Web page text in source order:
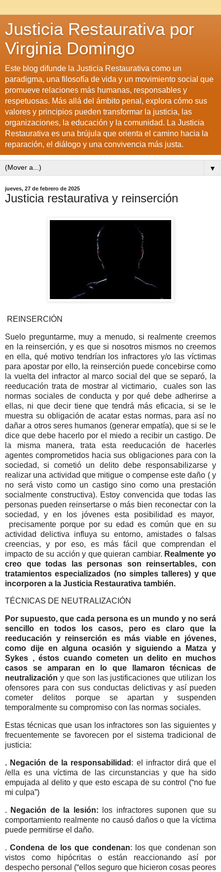
Justicia Restaurativa por
Virginia Domingo
Este blog difunde la Justicia Restaurativa como un
paradigma, una filosofía de vida y un movimiento social que
promueve relaciones más humanas, responsables y
respetuosas. Más allá del ámbito penal, explora cómo sus
valores y principios pueden transformar la justicia, las
organizaciones, la educación y la comunidad. La Justicia
Restaurativa es una brújula que orienta el camino hacia la
reparación, el diálogo y una convivencia más justa.
▼
jueves, 27 de febrero de 2025
Justicia restaurativa y reinserción
REINSERCIÓN
Suelo preguntarme, muy a menudo, si realmente creemos
en la reinserción, y es que si nosotros mismos no creemos
en ella, qué motivo tendrían los infractores y/o las víctimas
para apostar por ello, la reinserción puede concebirse como
la vuelta del infractor al marco social del que se separó, la
reeducación trata de mostrar al victimario, cuales son las
normas sociales de conducta y por qué debe adherirse a
ellas, ni que decir tiene que tendrá más eficacia, si se le
muestra su obligación de acatar estas normas, para así no
dañar a otros seres humanos (generar empatía), que si se le
dice que debe hacerlo por el miedo a recibir un castigo. De
la misma manera, trata esta reeducación de hacerles
agentes comprometidos hacia sus obligaciones para con la
sociedad, si cometió un delito debe responsabilizarse y
realizar una actividad que mitigue o compense este daño ( y
no será visto como un castigo sino como una prestación
socialmente constructiva). Estoy convencida que todas las
personas pueden reinsertarse o más bien reconectar con la
sociedad, y en los jóvenes esta posibilidad es mayor,
precisamente porque por su edad es común que en su
actividad delictiva influya su entorno, amistades o falsas
creencias, y por eso, es más fácil que comprendan el
impacto de su acción y que quieran cambiar. Realmente yo
creo que todas las personas son reinsertables, con
tratamientos especializados (no simples talleres) y que
incorporen a la Justicia Restaurativa también.
TÉCNICAS DE NEUTRALIZACIÓN
Por supuesto, que cada persona es un mundo y no será
sencillo en todos los casos, pero es claro que la
reeducación y reinserción es más viable en jóvenes,
como dije en alguna ocasión y siguiendo a Matza y
Sykes , éstos cuando cometen un delito en muchos
casos se amparan en lo que llamaron técnicas de
neutralización y que son las justificaciones que utilizan los
ofensores para con sus conductas delictivas y así pueden
cometer delitos porque se apartan y suspenden
temporalmente su compromiso con las normas sociales.
Estas técnicas que usan los infractores son las siguientes y
frecuentemente se favorecen por el sistema tradicional de
justicia:
. Negación de la responsabilidad : el infractor dirá que el
/ella es una víctima de las circunstancias y que ha sido
empujada al delito y que esto escapa de su control (“no fue
mi culpa”)
. Negación de la lesión: los infractores suponen que su
comportamiento realmente no causó daños o que la víctima
puede permitirse el daño.
. Condena de los que condenan: los que condenan son
vistos como hipócritas o están reaccionando así por
despecho personal (“ellos seguro que hicieron cosas peores